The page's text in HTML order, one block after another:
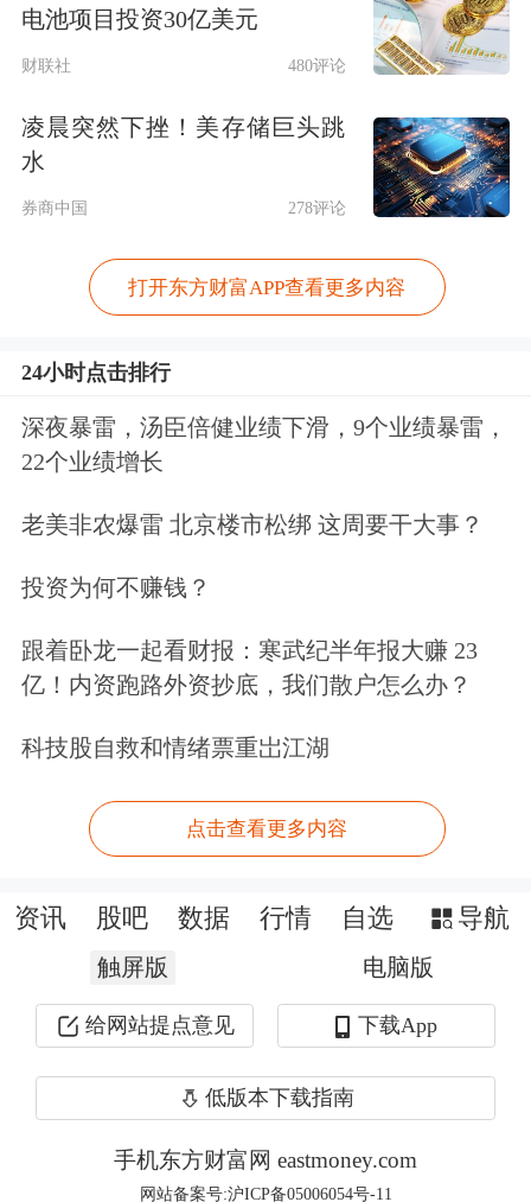
维持中国股票超配评级
值得注意的是，在最新的研判中，渣打
维持中国股票超配评级，核心逻辑在于
相对全球主要市场依然存在显著估值折
让，叠加人工智能主线贯穿与产业升级
趋势深化。
渣打方面认为，中国股市估值具吸引
力，重估潜力犹存。MSCI中国指数相
对明晟全球指数的12个月预测市盈率折
让目前约在30%水平，处于历史较低区
间，估值优势叠加盈利改善，持续吸引
渣打银行财富管理团队认为，中国股市
结构性机会值得关注。板块层面，科技
超配；
公用事业、金融、医药卫生等维
软下调至低配。恒生科技指数作为机会
型投资观点继续维持，潜在IPO活动有
望提振市场情绪。
对于主要风险，渣打方面提示，市场已
从估值驱动进入业绩验证期，业绩是当
前核心定价锚。需关注经济复苏节奏不
电池项目投资30亿美元
财联社 480评论
凌晨突然下挫！美存储巨头跳
水
券商中国 278评论
打开东方财富APP查看更多内容
24小时点击排行
深夜暴雷，汤臣倍健业绩下滑，9个业绩暴雷，
22个业绩增长
老美非农爆雷 北京楼市松绑 这周要干大事？
投资为何不赚钱？
跟着卧龙一起看财报：寒武纪半年报大赚 23
亿！内资跑路外资抄底，我们散户怎么办？
科技股自救和情绪票重岀江湖
点击查看更多内容
资讯 股吧 数据 行情 自选 导航
触屏版 电脑版
给网站提点意见 下载App
低版本下载指南
手机东方财富网 eastmoney.com
网站备案号:沪ICP备05006054号-11